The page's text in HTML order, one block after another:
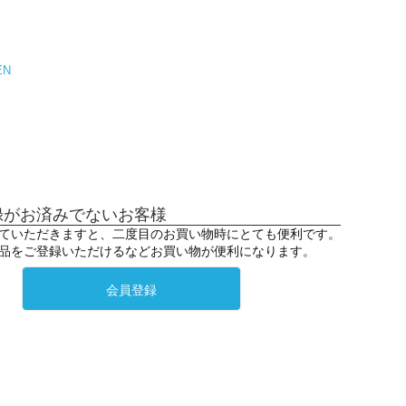
お済みでないお客様
いただきますと、二度目のお買い物時にとても便利です。
をご登録いただけるなどお買い物が便利になります。
会員登録